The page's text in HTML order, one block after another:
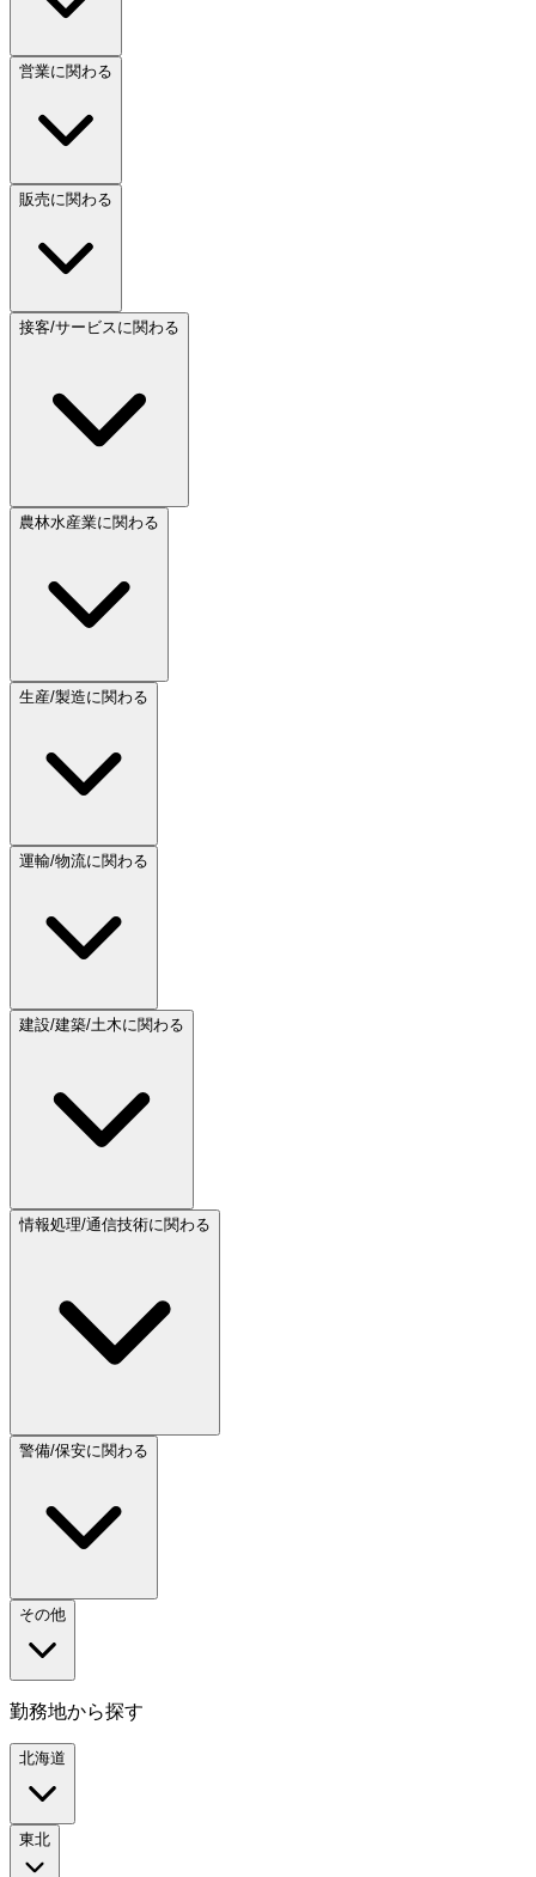
営業に関わる
販売に関わる
接客/サービスに関わる
農林水産業に関わる
生産/製造に関わる
運輸/物流に関わる
建設/建築/土木に関わる
情報処理/通信技術に関わる
警備/保安に関わる
その他
勤務地から探す
北海道
東北